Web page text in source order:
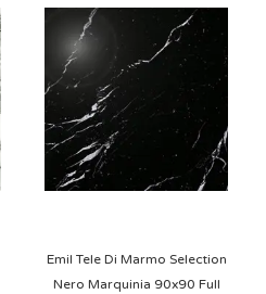
Emil Tele Di Marmo Selection
Nero Marquinia 90x90 Full